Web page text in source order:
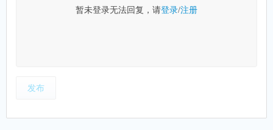
暂未登录无法回复，请登录/注册
发布